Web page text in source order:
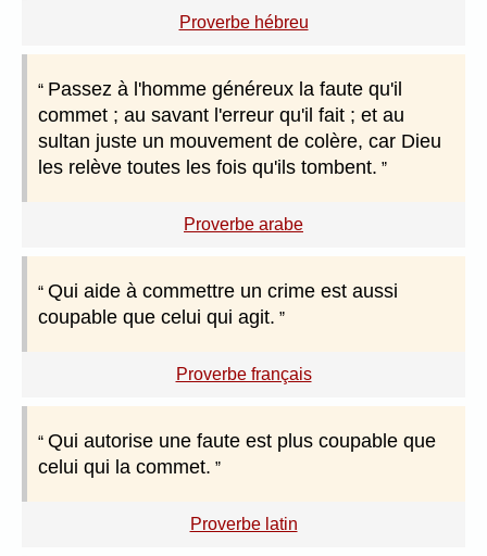
Proverbe hébreu
Passez à l'homme généreux la faute qu'il
commet ; au savant l'erreur qu'il fait ; et au
sultan juste un mouvement de colère, car Dieu
les relève toutes les fois qu'ils tombent.
Proverbe arabe
Qui aide à commettre un crime est aussi
coupable que celui qui agit.
Proverbe français
Qui autorise une faute est plus coupable que
celui qui la commet.
Proverbe latin